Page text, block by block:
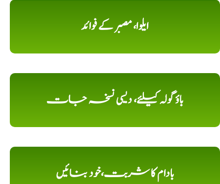
ایلوا، مصبر کے فوائد
باؤ گولہ کیلئے، دیسی نسخہ جات
بادام کا شربت،خود بنائیں